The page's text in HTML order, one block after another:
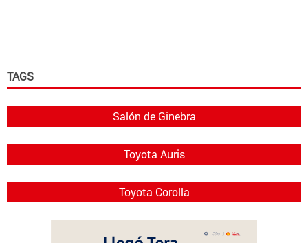
TAGS
Salón de Ginebra
Toyota Auris
Toyota Corolla